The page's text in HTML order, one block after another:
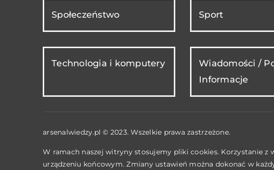
Społeczeństwo Sport
Technologia i komputery
Wiadomości /
Informacje
arsenalwiedzy.pl © 2023. Wszelkie prawa zastrzeżone.
W ramach naszej witryny stosujemy pliki cookies. Korzystanie z
urządzeniu końcowym. Zmiany ustawień można dokonać w